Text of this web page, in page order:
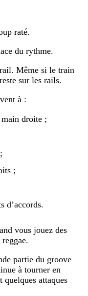
raté.
du rythme.
Même si le train
sur les rails.
à :
droite ;
;
d’accords.
vous jouez des
partie du groove
à tourner en
quelques attaques